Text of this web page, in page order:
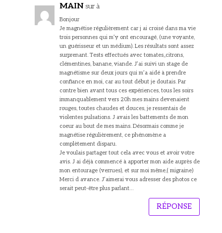
MAIN sur à
Bonjour
Je magnétise régulièrement car j ai croisé dans ma vie
trois personnes qui m’y ont encouragé, (une voyante,
un guérisseur et un médium). Les résultats sont assez
surprenant. Tests effectués avec tomates,,citrons,
clémentines, banane, viande. J’ai suivi un stage de
magnétisme sur deux jours qui m’a aidé à prendre
confiance en moi, car au tout début je doutais. Par
contre bien avant tous ces expériences, tous les soirs
immanquablement vers 20h mes mains devenaient
rouges, toutes chaudes et douces, je ressentais de
violentes pulsations. J avais les battements de mon
coeur au bout de mes mains. Désormais comme je
magnétise régulièrement, ce phénomène a
complètement disparu.
Je voulais partager tout cela avec vous et avoir votre
avis. J ai déjà commencé à apporter mon aide auprès de
mon entourage (verrues), et sur moi même,( migraine)
Merci d avance. J’aimerai vous adresser des photos ce
serait peut-être plus parlant…
RÉPONSE